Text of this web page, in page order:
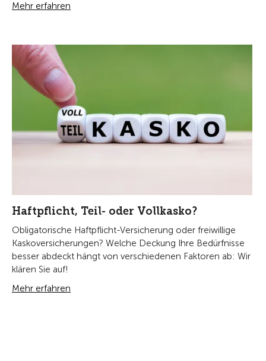
Mehr erfahren
Haftpflicht, Teil- oder Vollkasko?
Obligatorische Haftpflicht-Versicherung oder freiwillige
Kaskoversicherungen? Welche Deckung Ihre Bedürfnisse
besser abdeckt hängt von verschiedenen Faktoren ab: Wir
klären Sie auf!
Mehr erfahren